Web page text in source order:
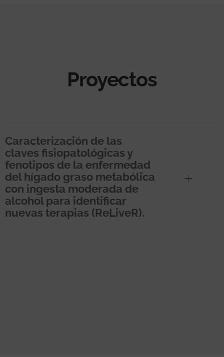
Proyectos
Caracterización de las
claves fisiopatológicas y
fenotipos de la enfermedad
del hígado graso metabólica
con ingesta moderada de
alcohol para identificar
nuevas terapias (ReLiveR).